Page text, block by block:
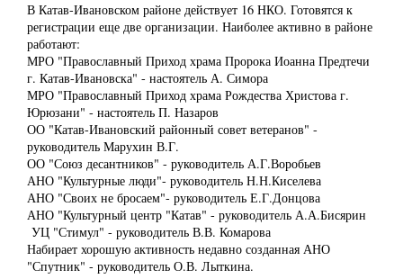
В Катав-Ивановском районе действует 16 НКО. Готовятся к
регистрации еще две организации. Наиболее активно в районе
работают:
МРО "Православный Приход храма Пророка Иоанна Предтечи
г. Катав-Ивановска" - настоятель А. Симора
МРО "Православный Приход храма Рождества Христова г.
Юрюзани" - настоятель П. Назаров
ОО "Катав-Ивановский районный совет ветеранов" -
руководитель Марухин В.Г.
ОО "Союз десантников" - руководитель А.Г.Воробьев
АНО "Культурные люди"- руководитель Н.Н.Киселева
АНО "Своих не бросаем"- руководитель Е.Г.Донцова
АНО "Культурный центр "Катав" - руководитель А.А.Бисярин
УЦ "Стимул" - руководитель В.В. Комарова
Набирает хорошую активность недавно созданная АНО
"Спутник" - руководитель О.В. Лыткина.